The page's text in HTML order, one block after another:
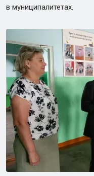
в муниципалитетах.